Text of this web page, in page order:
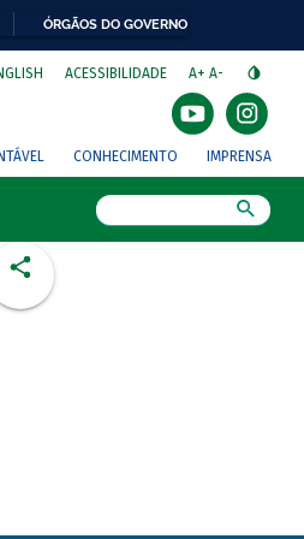
ÓRGÃOS DO GOVERNO
ACESSIBILIDADE A+ A-
CONHECIMENTO IMPRENSA